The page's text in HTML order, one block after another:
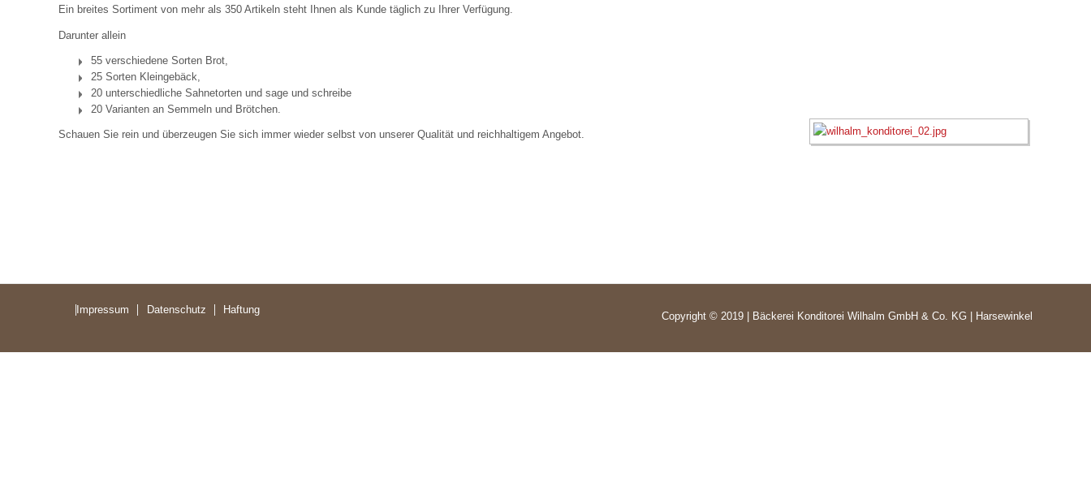
Ein breites Sortiment von mehr als 350 Artikeln steht Ihnen als Kunde täglich zu Ihrer Verfügung.
Darunter allein
55 verschiedene Sorten Brot,
25 Sorten Kleingebäck,
20 unterschiedliche Sahnetorten und sage und schreibe
20 Varianten an Semmeln und Brötchen.
Schauen Sie rein und überzeugen Sie sich immer wieder selbst von unserer Qualität und reichhaltigem Angebot.
Impressum Datenschutz Haftung
Copyright © 2019 | Bäckerei Konditorei Wilhalm GmbH & Co. KG | Harsewinkel